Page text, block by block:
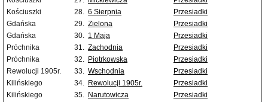
Kościuszki
28. 6 Sierpnia
Przesiadki
Gdańska
29. Zielona
Przesiadki
Gdańska
30. 1 Maja
Przesiadki
Próchnika
31. Zachodnia
Przesiadki
Próchnika
32. Piotrkowska
Przesiadki
Rewolucji 1905r.
33. Wschodnia
Przesiadki
Kilińskiego
34. Rewolucji 1905r.
Przesiadki
Kilińskiego
35. Narutowicza
Przesiadki